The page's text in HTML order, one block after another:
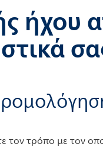
ήχου
τον τρόπο με τον